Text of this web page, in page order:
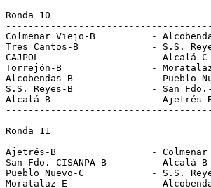
Ronda 10
Colmenar Viejo-B          -
Tres Cantos-B             - S.S.
CAJPOL                    -
Torrejón-B                -
Alcobendas-B              - Pueblo
S.S. Reyes-B              - San Fdo.-
Alcalá-B                  -
Ronda 11
Ajetrés-B                 -
San Fdo.-CISANPA-B        -
Pueblo Nuevo-C            - S.S.
Moratalaz-E               -